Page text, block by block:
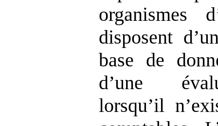
organismes
disposent
base de
d’une
lorsqu’il